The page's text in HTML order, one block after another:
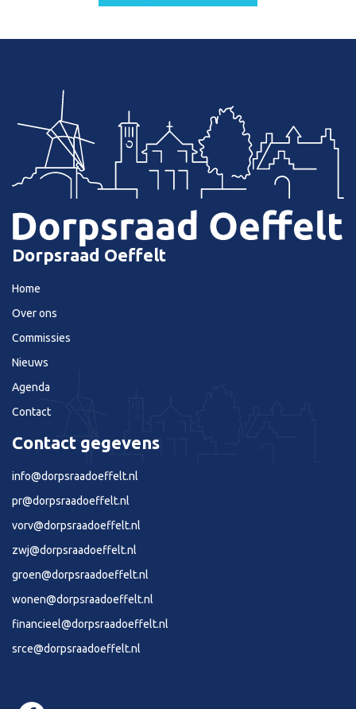
Dorpsraad Oeffelt
Home
Over ons
Commissies
Nieuws
Agenda
Contact
Contact gegevens
info@dorpsraadoeffelt.nl
pr@dorpsraadoeffelt.nl
vorv@dorpsraadoeffelt.nl
zwj@dorpsraadoeffelt.nl
groen@dorpsraadoeffelt.nl
wonen@dorpsraadoeffelt.nl
financieel@dorpsraadoeffelt.nl
srce@dorpsraadoeffelt.nl